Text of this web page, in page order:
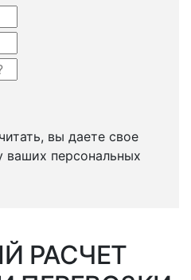
вы даете свое
ваших персональных
РАСЧЕТ